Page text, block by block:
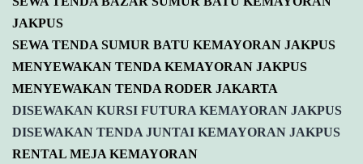
JAKPUS
SEWA TENDA SUMUR BATU KEMAYORAN JAKPUS
MENYEWAKAN TENDA KEMAYORAN JAKPUS
MENYEWAKAN TENDA RODER JAKARTA
DISEWAKAN KURSI FUTURA KEMAYORAN JAKPUS
DISEWAKAN TENDA JUNTAI KEMAYORAN JAKPUS
RENTAL MEJA KEMAYORAN